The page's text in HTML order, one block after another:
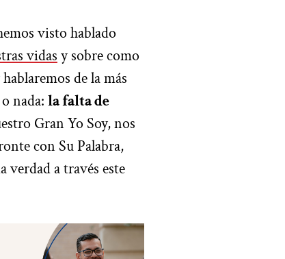
visto hablado
vidas y sobre como
de la más
nada: la falta de
Gran Yo Soy, nos
con Su Palabra,
verdad a través este